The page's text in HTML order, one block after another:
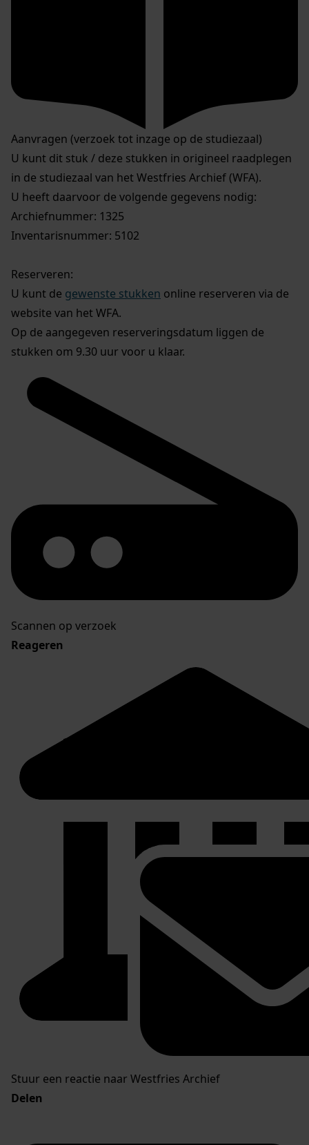
Aanvragen (verzoek tot inzage op de studiezaal)
U kunt dit stuk / deze stukken in origineel raadplegen
in de studiezaal van het Westfries Archief (WFA).
U heeft daarvoor de volgende gegevens nodig:
Archiefnummer: 1325
Inventarisnummer: 5102
Reserveren:
U kunt de gewenste stukken online reserveren via de
website van het WFA.
Op de aangegeven reserveringsdatum liggen de
stukken om 9.30 uur voor u klaar.
Scannen op verzoek
Reageren
Stuur een reactie naar Westfries Archief
Delen